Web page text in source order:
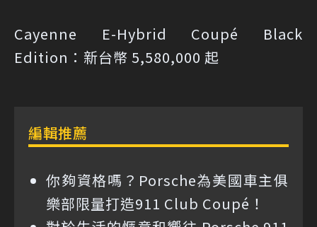
Cayenne E-Hybrid Coupé Black
Edition：新台幣 5,580,000 起
編輯推薦
你夠資格嗎？Porsche為美國車主俱
樂部限量打造911 Club Coupé！